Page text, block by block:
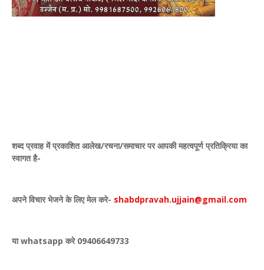
शब्द प्रवाह में प्रकाशित आलेख/रचना/समाचार पर आपकी महत्वपूर्ण प्रतिक्रिया का
स्वागत है-
अपने विचार भेजने के लिए मेल करे- shabdpravah.ujjain@gmail.com
या whatsapp करे 09406649733